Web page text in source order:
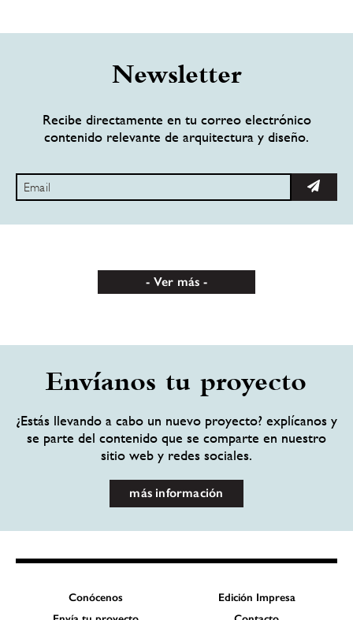
Newsletter
Recibe directamente en tu correo electrónico
contenido relevante de arquitectura y diseño.
Ver más
Envíanos tu proyecto
¿Estás llevando a cabo un nuevo proyecto? explícanos y
se parte del contenido que se comparte en nuestro
sitio web y redes sociales.
más información
Conócenos
Edición Impresa